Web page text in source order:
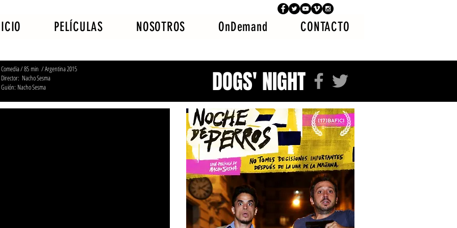
PELÍCULAS NOSOTROS OnDemand CONTACTO
Comedia / 85 min / Argentina 2015
Director: Nacho Sesma
Guión: Nacho Sesma DOGS' NIGHT